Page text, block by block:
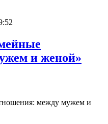
и женой»